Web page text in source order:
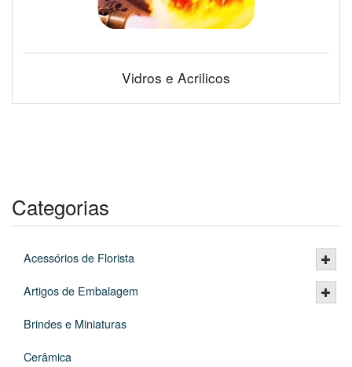
Vidros e Acrilicos
Categorias
Acessórios de Florista
Artigos de Embalagem
Brindes e Miniaturas
Cerâmica